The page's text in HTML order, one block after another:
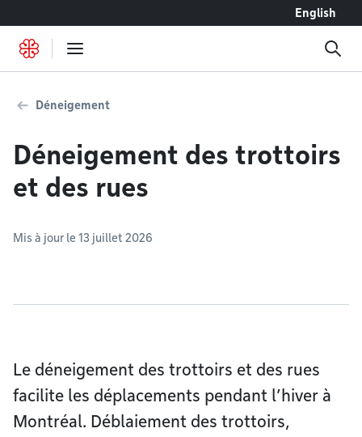
English
Déneigement
Déneigement des trottoirs
et des rues
Mis à jour le 13 juillet 2026
Le déneigement des trottoirs et des rues
facilite les déplacements pendant l’hiver à
Montréal. Déblaiement des trottoirs,